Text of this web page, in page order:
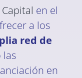
en el
a los
red de
las
en